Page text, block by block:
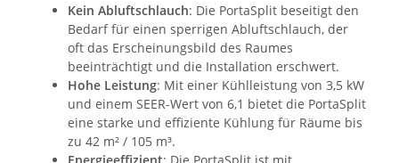
Kein Abluftschlauch: Die PortaSplit beseitigt den
Bedarf für einen sperrigen Abluftschlauch, der
oft das Erscheinungsbild des Raumes
beeinträchtigt und die Installation erschwert.
Hohe Leistung: Mit einer Kühlleistung von 3,5 kW
und einem SEER-Wert von 6,1 bietet die PortaSplit
eine starke und effiziente Kühlung für Räume bis
zu 42 m² / 105 m³.